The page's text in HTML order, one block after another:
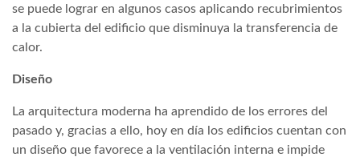
se puede lograr en algunos casos aplicando recubrimientos
a la cubierta del edificio que disminuya la transferencia de
calor.
Diseño
La arquitectura moderna ha aprendido de los errores del
pasado y, gracias a ello, hoy en día los edificios cuentan con
un diseño que favorece a la ventilación interna e impide